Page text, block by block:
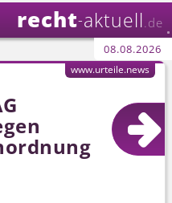
recht-aktuell .de
08.08.2026
www.urteile.news